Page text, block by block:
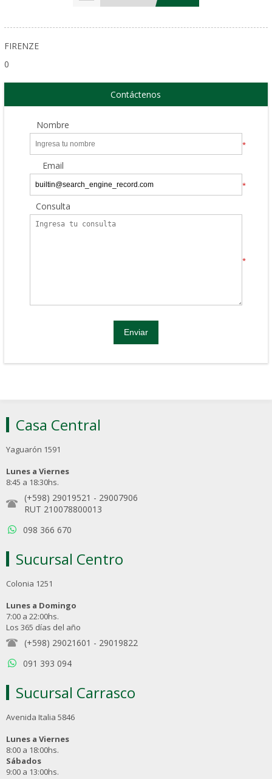
FIRENZE
0
Contáctenos
Nombre
*
Email
*
Consulta
*
Casa Central
Yaguarón 1591
Lunes a Viernes
8:45 a 18:30hs.
(+598) 29019521 - 29007906
RUT 210078800013
098 366 670
Sucursal Centro
Colonia 1251
Lunes a Domingo
7:00 a 22:00hs.
Los 365 días del año
(+598) 29021601 - 29019822
091 393 094
Sucursal Carrasco
Avenida Italia 5846
Lunes a Viernes
8:00 a 18:00hs.
Sábados
9:00 a 13:00hs.